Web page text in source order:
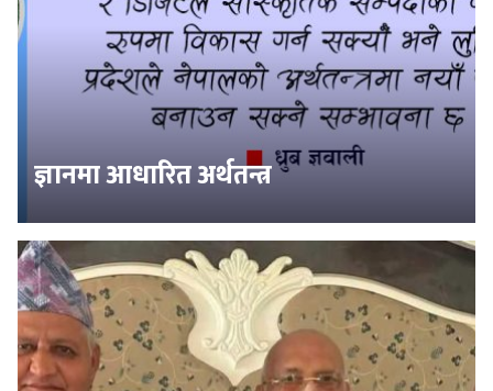
ज्ञानमा आधारित अर्थतन्त्र